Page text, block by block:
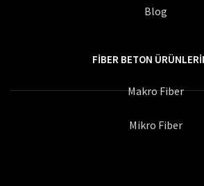
Blog
FIBER BETON
Makro Fiber
Mikro Fiber